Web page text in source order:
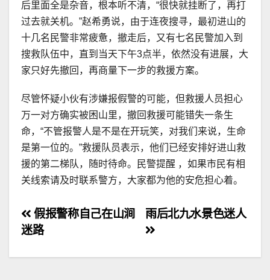
后里面全是杂音，根本听不清，“很快就挂断了，再打
过去就关机。”赵希勇说，由于连夜搜寻，最初进山的
十几名民警非常疲惫，撤走后，又有七名民警加入到
搜救队伍中，直到当天下午3点半，依然没有进展，大
家只好先撤回，再商量下一步的救援方案。
尽管怀疑小伙有涉嫌报假警的可能，但救援人员担心
万一对方确实被困山里，撤回救援可能错失一条生
命，“不管报警人是不是在开玩笑，对我们来说，生命
是第一位的。”救援队员表示，他们已经安排好进山救
援的第二梯队，随时待命。民警提醒 ，如果市民有相
关线索请及时联系警方，大家都为他的安危担心着。
文
章
雨后北九水景色迷人
假报警称自己在山涧
迷路